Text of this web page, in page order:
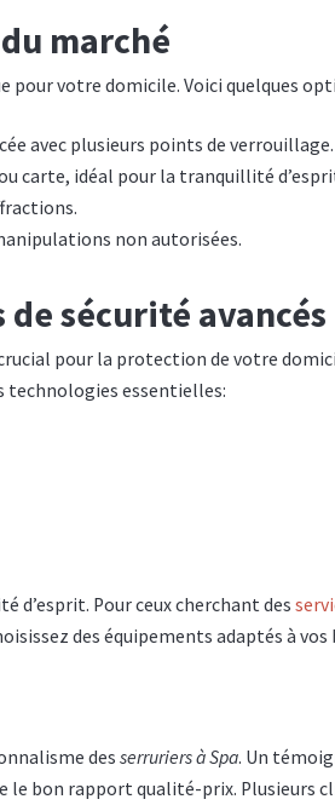
marché
pour votre domicile. Voici quelques
avec plusieurs points de verrouillage.
carte, idéal pour la tranquillité
non autorisées.
de sécurité avancés
pour la protection de votre
technologies essentielles:
Pour ceux cherchant des
des équipements adaptés à
des serruriers à Spa. Un
le bon rapport qualité-prix. Plusieurs